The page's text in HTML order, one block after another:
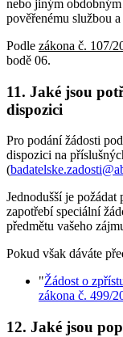
nebo jiným obdobným
pověřenému službou
Podle zákona č. 107/
bodě 06.
11. Jaké jsou
dispozici
Pro podání žádosti
dispozici na
(
Jednodušší je požádat
zapotřebí speciální
předmětu vašeho
Pokud však dáváte
"Žádost o
zákona č. 499/
12. Jaké jsou